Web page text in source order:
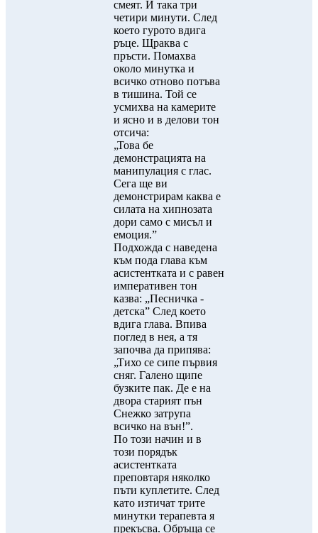
смеят. И така три
четири минути. След
което гурото вдига
ръце. Щраква с
пръсти. Помахва
около минутка и
всичко отново потъва
в тишина. Той се
усмихва на камерите
и ясно и в делови тон
отсича:
„Това бе
демонстрацията на
манипулация с глас.
Сега ще ви
демонстрирам каква е
силата на хипнозата
дори само с мисъл и
емоция.”
Подхожда с наведена
към пода глава към
асистентката и с равен
императивен тон
казва: „Песничка -
детска” След което
вдига глава. Впива
поглед в нея, а тя
започва да припява:
„Тихо се сипе първия
сняг. Галено щипе
бузките пак. Де е на
двора старият пън
Снежко затрупа
всичко на вън!”.
По този начин и в
този порядък
асистентката
преповтаря няколко
пъти куплетите. След
като изтичат трите
минутки терапевта я
прекъсва. Обръща се